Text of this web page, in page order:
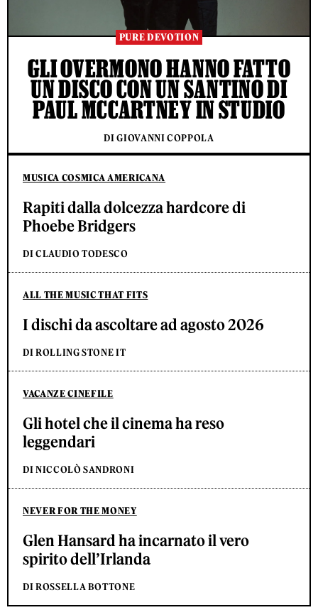
MUSICA COSMICA AMERICANA
Rapiti dalla dolcezza hardcore di
Phoebe Bridgers
DI CLAUDIO TODESCO
ALL THE MUSIC THAT FITS
I dischi da ascoltare ad agosto 2026
DI ROLLING STONE IT
VACANZE CINEFILE
Gli hotel che il cinema ha reso
leggendari
DI NICCOLÒ SANDRONI
NEVER FOR THE MONEY
Glen Hansard ha incarnato il vero
spirito dell’Irlanda
DI ROSSELLA BOTTONE
PURE DEVOTION
GLI OVERMONO HANNO FATTO
UN DISCO CON UN SANTINO DI
PAUL MCCARTNEY IN STUDIO
DI GIOVANNI COPPOLA